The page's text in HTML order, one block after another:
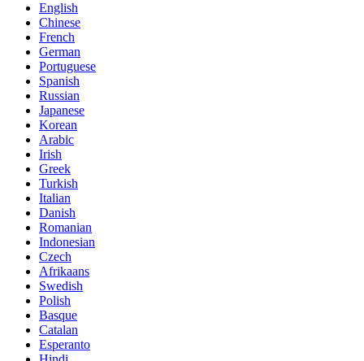
English
Chinese
French
German
Portuguese
Spanish
Russian
Japanese
Korean
Arabic
Irish
Greek
Turkish
Italian
Danish
Romanian
Indonesian
Czech
Afrikaans
Swedish
Polish
Basque
Catalan
Esperanto